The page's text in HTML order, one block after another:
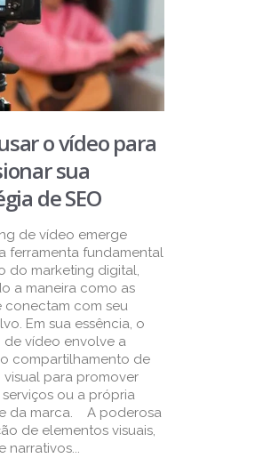
o vídeo para
sua
de SEO
de vídeo emerge
ferramenta fundamental
do marketing digital,
a maneira como as
conectam com seu
Em sua essência, o
de vídeo envolve a
compartilhamento de
para promover
ou a própria
da marca. A poderosa
de elementos visuais,
narrativos...